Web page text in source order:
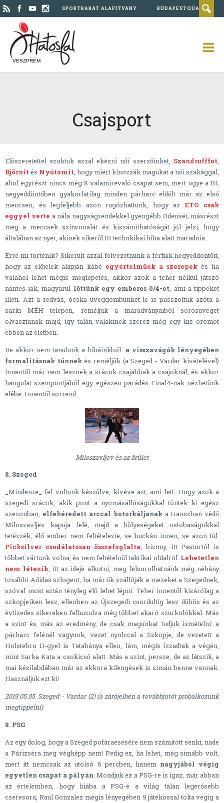
SPORTBARÁT ALAPÍTVÁNY BUDAPESTQUAD
VESZPRÉM
Csajsport
Előszeretettel szoktuk azzal ekézni női szerzőinket, Szandrufffot
Björnit és Nyútomit , hogy miért kínozzák magukat a női szakággal,
ahol egyrészt nincs még 8 valamirevaló csapat sem, mert ugye a BL
negyeddöntőben gyakorlatilag minden párharc eldőlt már az első
meccsen, és legfeljebb azon rugózhattunk, hogy az ETO csak
eggyel verte a nála nagyságrendekkel gyengébb Odensét; másrészt
meg a meccsek színvonalát és kiszámíthatóságát jól jelzi, hogy
általában az nyer, akinek sikerül 10 technkikai hiba alatt maradnia.
Erre mi történik? Sikerült azzal felvezetnünk a férfiak negyeddöntőit,
hogy az előjelek alapján kábé egyértelműek a szerepek és ha
valahol lehet mégis meglepetés, akkor azok a teher nélkül játszó
nantes-iak, magyarul lőttünk egy emberes 0/4-et , ami a tippeket
illeti. Azt a redvás, ócska üveggömbünket le is passzoltuk azóta a
sarki MÉH telepen, reméljük a maradványaiból sörösüveget
olvasztanak majd, így talán valakinek szerez még egy kis örömöt
ebben az életben.
De akkor sem tanulunk a hibáinkból: a visszavágók lényegében
formalitásnak tűnnekés reméljük (a Szeged - Vardar kivételével)
innentől már nem lesznek a srácok csajabbak a csajoknál, és akkor
hangulat szempontjából egy egészen parádés Final4-nak nézhetünk
elébe. Innentől sorrend.
Miloszavljev és az őrület
8. Szeged
_Mindenre_ fel voltunk készülve, kivéve azt, ami lett. Hogy azok a
szegedi srácok, akik pont a nyomásállóságukkal tűntek ki egész
szezonban, elfehéredett arccal botorkáljanak a transzban védő
Miloszavljev kapuja felé, majd a hülyeségeket ostobaságokkal
tetézzék, élő ember nem feltételezte, se buckán innen, se azon túl.
Picksilver csodálatosan összefoglalta, bizony, itt Pastortól is
többet vártunk volna, és nem feltételnül taktikai oldalról. Lehetetlen
nem létezik, itt az ideje alkotni, meg felsorolhatnánk még néhány
további Adidas szlogent, ha már ők szállítják a mezeket a Szegednek,
szóval most aztán tényleg elő lehet lépni. Teher innentől kizárólag a
szkopjeiken lesz, ellenben az Újszegedi csordultig lesz dühös és az
évtizedes sikereken felbuzulva még többet akaró szurkolókkal. Más
a szint és más az eredmény, de csak magunkat tudjuk ismételni: a
párharc felénél vagyunk, vezet nyolccal a Szkopje, de vezetett a
Holstebro 11-gyel is Tatabánya ellen, lám, mégis izzadtak a végén,
mint Sarka Kata a csokicső alatt. Más a szint, persze, de az látszik, a
mai kézilabdában már az ekkora kilengések is simán benne vannak.
Használjuk ezt ki!
2019.05.05. Szeged - Vardar (2) (a zárójelben a továbbjutót próbálkozunk
megtippelni)
8. PSG
Az egy dolog, hogy a Szeged pofáraesésére nem számított senki, nade
a Párizséra meg végképp nem! Pedig ez, ha lehet, még simább volt,
mert itt nemcsak az utolsó 6 percben, hanem nagyjából végig
egyetlen csapat a pályán . Mondjuk ez a PSG-re is igaz, már abban
az értelemben, hogy hiába a PSG-é a világ talán legerősebb
cseresora, Raul Gonzalez mégis lényegében 9 játékossal tolta végig a